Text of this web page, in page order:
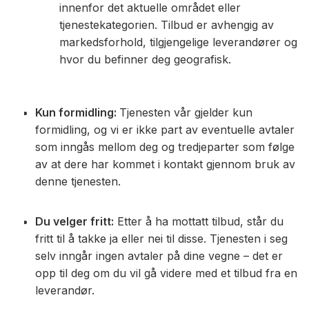
innenfor det aktuelle området eller
tjenestekategorien. Tilbud er avhengig av
markedsforhold, tilgjengelige leverandører og
hvor du befinner deg geografisk.
Kun formidling: Tjenesten vår gjelder kun
formidling, og vi er ikke part av eventuelle avtaler
som inngås mellom deg og tredjeparter som følge
av at dere har kommet i kontakt gjennom bruk av
denne tjenesten.
Du velger fritt: Etter å ha mottatt tilbud, står du
fritt til å takke ja eller nei til disse. Tjenesten i seg
selv inngår ingen avtaler på dine vegne – det er
opp til deg om du vil gå videre med et tilbud fra en
leverandør.